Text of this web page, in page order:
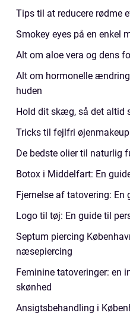
Tips til at reducere rødme
Smokey eyes på en enkel
Alt om aloe vera og dens
Alt om hormonelle
huden
Hold dit skæg, så det altid
Tricks til fejlfri
De bedste olier til naturlig
Botox i Middelfart: En
Fjernelse af tatovering: En
Logo til tøj: En guide til
Septum piercing
næsepiercing
Feminine tatoveringer: en
skønhed
Ansigtsbehandling i